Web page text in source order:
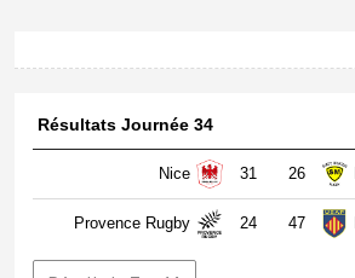
Résultats Journée 34
Nice 31 26
Provence Rugby 24 47